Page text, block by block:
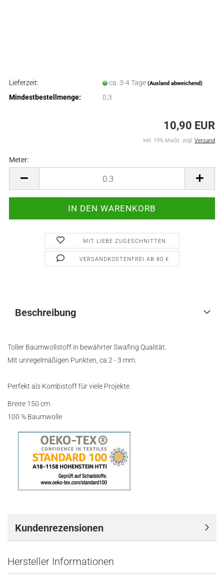
Lieferzeit: ca. 3-4 Tage (Ausland abweichend)
Mindestbestellmenge: 0,3
10,90 EUR
inkl. 19% MwSt. zzgl. Versand
Meter:
MIT LIEBE ZUGESCHNITTEN
VERSANDKOSTENFREI AB 80 €
Beschreibung
Toller Baumwollstoff in bewährter Swafing Qualität.
Mit unregelmäßigen Punkten, ca 2 - 3 mm.
Perfekt als Kombistoff für viele Projekte.
Breite 150 cm
100 % Baumwolle
Kundenrezensionen
Hersteller Informationen